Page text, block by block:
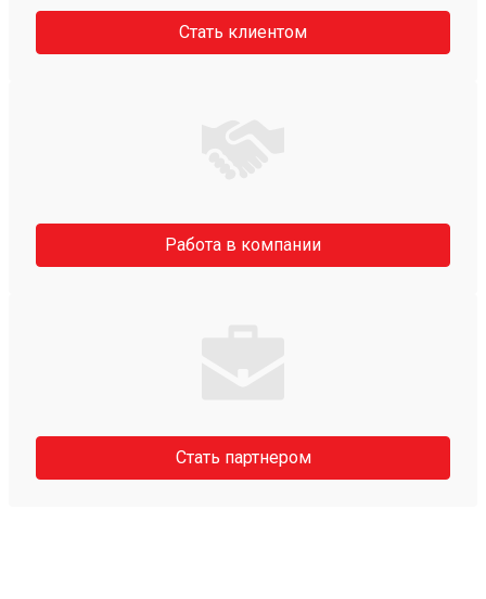
Стать клиентом
Работа в компании
Стать партнером